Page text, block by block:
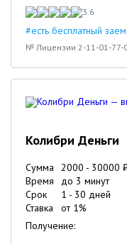
3.6
#есть бесплатный заем
№ Лицензии 2-11-01-77-
Колибри Деньги
Сумма 2000 - 30000
Время
до 3 минут
Срок
1 - 30 дней
Ставка
от 1%
Получение: